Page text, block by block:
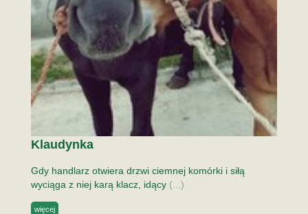
Klaudynka
Gdy handlarz otwiera drzwi ciemnej komórki i siłą
wyciąga z niej karą klacz, idący (...)
więcej